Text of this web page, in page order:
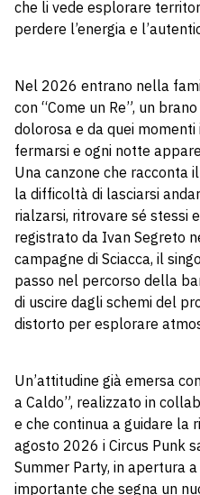
che li vede esplorare
perdere l’energia e
Nel 2026 entrano nella
con “Come un Re”, un
dolorosa e da quei
fermarsi e ogni notte
Una canzone che racconta
la difficoltà di lasciarsi
rialzarsi, ritrovare sé stessi
registrato da Ivan Segreto
campagne di Sciacca, il
passo nel percorso della
di uscire dagli schemi del
distorto per esplorare
Un’attitudine già emersa
a Caldo”, realizzato in
e che continua a guidare la
agosto 2026 i Circus Punk
Summer Party, in apertura
importante che segna un